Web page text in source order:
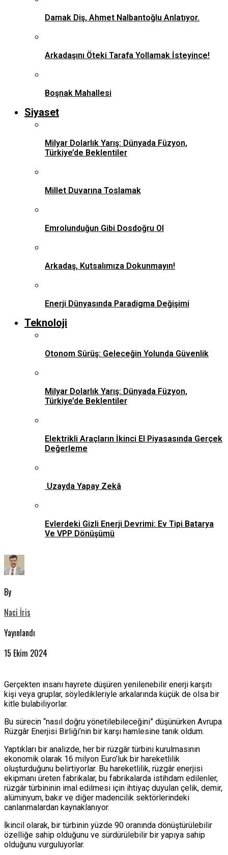
Damak Diş, Ahmet Nalbantoğlu Anlatıyor.
Arkadaşını Öteki Tarafa Yollamak İsteyince!
Boşnak Mahallesi
Siyaset
Milyar Dolarlık Yarış: Dünyada Füzyon,
Türkiye’de Beklentiler
Millet Duvarına Toslamak
Emrolunduğun Gibi Dosdoğru Ol
Arkadaş, Kutsalımıza Dokunmayın!
Enerji Dünyasında Paradigma Değişimi
Teknoloji
Otonom Sürüş: Geleceğin Yolunda Güvenlik
Milyar Dolarlık Yarış: Dünyada Füzyon,
Türkiye’de Beklentiler
Elektrikli Araçların İkinci El Piyasasında Gerçek
Değerleme
Uzayda Yapay Zekâ
Evlerdeki Gizli Enerji Devrimi: Ev Tipi Batarya
Ve VPP Dönüşümü
By
Naci İris
Yayınlandı
15 Ekim 2024
Gerçekten insanı hayrete düşüren yenilenebilir enerji karşıtı
kişi veya gruplar, söyledikleriyle arkalarında küçük de olsa bir
kitle bulabiliyorlar.
Bu sürecin “nasıl doğru yönetilebileceğini” düşünürken Avrupa
Rüzgâr Enerjisi Birliği’nin bir karşı hamlesine tanık oldum.
Yaptıkları bir analizde, her bir rüzgâr türbini kurulmasının
ekonomik olarak 16 milyon Euro’luk bir hareketlilik
oluşturduğunu belirtiyorlar. Bu hareketlilik, rüzgâr enerjisi
ekipmanı üreten fabrikalar, bu fabrikalarda istihdam edilenler,
rüzgâr türbininin imal edilmesi için ihtiyaç duyulan çelik, demir,
alüminyum, bakır ve diğer madencilik sektörlerindeki
canlanmalardan kaynaklanıyor.
İkincil olarak, bir türbinin yüzde 90 oranında dönüştürülebilir
özelliğe sahip olduğunu ve sürdürülebilir bir yapıya sahip
olduğunu vurguluyorlar.